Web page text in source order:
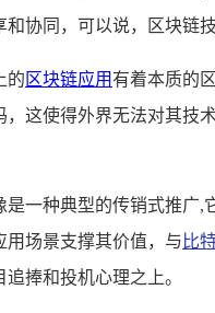
和协同，可以说，区块链
的 区块链应用有着本质的
，这使得外界无法对其技
是一种典型的传销式推广
用场景支撑其价值，与 比
捧和投机心理之上。